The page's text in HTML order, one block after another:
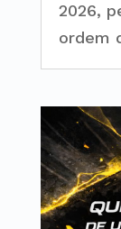
2026,
ordem